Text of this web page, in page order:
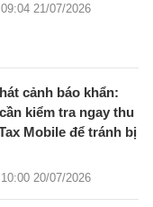
21/07/2026
cảnh báo khẩn:
kiểm tra ngay thu
Mobile để tránh bị
20/07/2026